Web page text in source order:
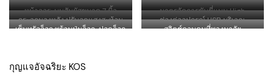
หน้าจอระบบสัมผัสขนาด 7 นิ้ว
รองรับการเชื่อมต่อผ่านสมาร์ทโฟน
สามารถรับสายโทรเข้า-โทรออก,
มาตรวัดการขับขี่แบบ High
Contrast ตกแต่งลาย Carbon
กระจกมองหลัง ปรับลดแสงสะท้อน
อัตโนมัติ
ช่องต่ออุปกรณ์ USB บริเวณ
คอนโซลกลาง
เซ็นทรัลล็อก พร้อมปุ่มล็อก-ปลดล็อก
สวิตช์ควบคุมที่พวงมาลัย
กุญแจอัจฉริยะ KOS